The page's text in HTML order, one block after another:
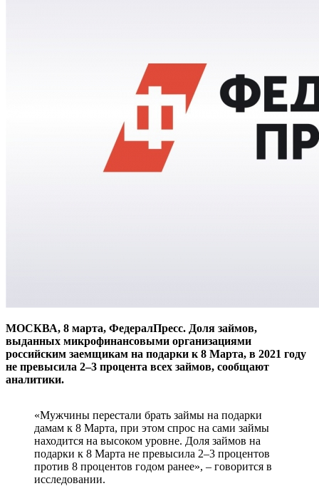
МОСКВА, 8 марта, ФедералПресс. Доля займов,
выданных микрофинансовыми организациями
российским заемщикам на подарки к 8 Марта, в 2021 году
не превысила 2–3 процента всех займов, сообщают
аналитики.
«Мужчины перестали брать займы на подарки
дамам к 8 Марта, при этом спрос на сами займы
находится на высоком уровне. Доля займов на
подарки к 8 Марта не превысила 2–3 процентов
против 8 процентов годом ранее», – говорится в
исследовании.